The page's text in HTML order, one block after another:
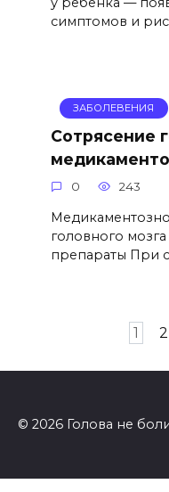
симптомов и
ЗАБОЛЕВЕНИЯ
Сотрясение
0 243
головного
препараты При
1 2
© 2026 Голова не